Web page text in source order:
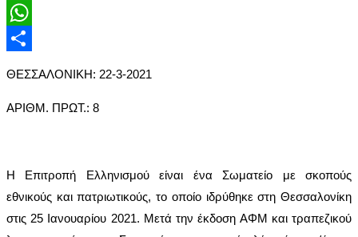
Copy
Link
WhatsApp
ΘΕΣΣΑΛΟΝΙΚΗ: 22-3-2021
ΑΡΙΘΜ. ΠΡΩΤ.: 8
Η Επιτροπή Ελληνισμού είναι ένα Σωματείο με σκοπούς
εθνικούς και πατριωτικούς, το οποίο ιδρύθηκε στη Θεσσαλονίκη
στις 25 Ιανουαρίου 2021. Μετά την έκδοση ΑΦΜ και τραπεζικού